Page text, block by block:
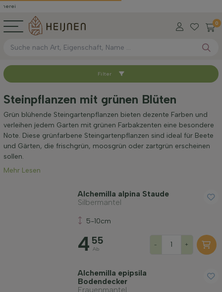
0
Sortieren nach
Verfügbar
Maximale Höhe (cm)
Geschlecht
Filter
Steinpflanzen mit grünen Blüten
Grün blühende Steingartenpflanzen bieten dezente Farben und
verleihen jedem Garten mit grünen Farbakzenten eine besondere
Note. Diese grünfarbene Steingartenpflanzen sind ideal für Beete
und Gärten, die frischgrün, moosgrün oder zartgrün erscheinen
sollen.
Mehr Lesen
Alchemilla alpina Staude
Silbermantel
5-10cm
4 55
Ab
- +
Alchemilla epipsila
Bodendecker
Frauenmantel